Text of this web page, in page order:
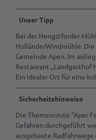
Unser Tipp
Bei der Hengstforder
HolländerWindmühle.
Gemeinde Apen. Im
Restaurant
Ein idealer Ort für eine
Sicherheitshinweise
Die Themenroute "Aper
Gefahren durchgeführt
ausgebaute